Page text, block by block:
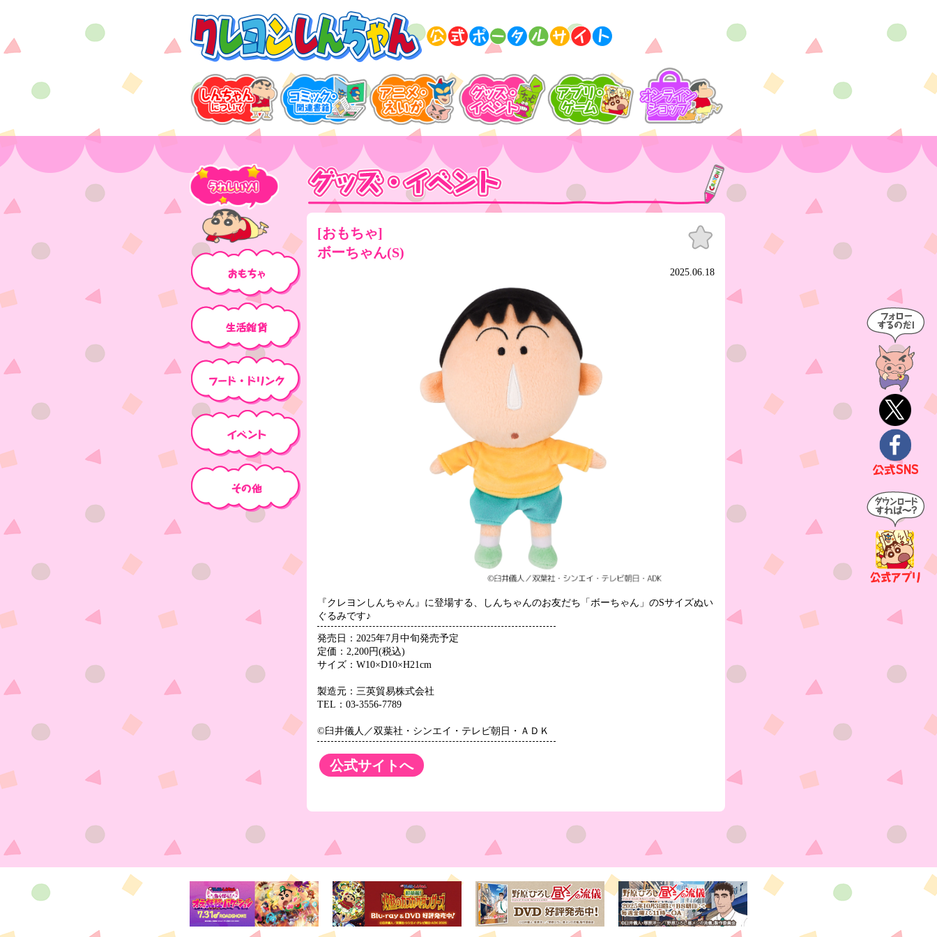
[おもちゃ]
ボーちゃん(S)
お気
に入
2025.06.18
『クレヨンしんちゃん』に登場する、しんちゃんのお友だち「ボーちゃん」のSサイズぬい
ぐるみです♪
発売日：2025年7月中旬発売予定
定価：2,200円(税込)
サイズ：W10×D10×H21cm
製造元：三英貿易株式会社
TEL：03-3556-7789
©臼井儀人／双葉社・シンエイ・テレビ朝日・ＡＤＫ
公式サイトへ